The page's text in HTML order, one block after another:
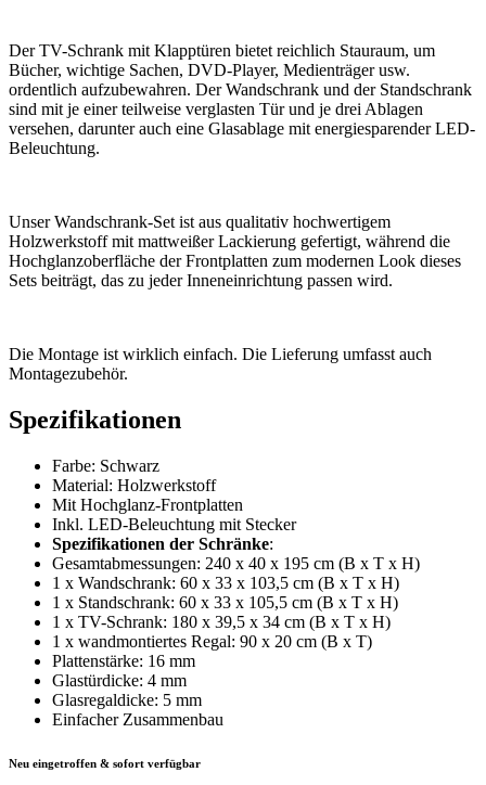
Der TV-Schrank mit Klapptüren bietet reichlich Stauraum, um
Bücher, wichtige Sachen, DVD-Player, Medienträger usw.
ordentlich aufzubewahren. Der Wandschrank und der Standschrank
sind mit je einer teilweise verglasten Tür und je drei Ablagen
versehen, darunter auch eine Glasablage mit energiesparender LED-
Beleuchtung.
Unser Wandschrank-Set ist aus qualitativ hochwertigem
Holzwerkstoff mit mattweißer Lackierung gefertigt, während die
Hochglanzoberfläche der Frontplatten zum modernen Look dieses
Sets beiträgt, das zu jeder Inneneinrichtung passen wird.
Die Montage ist wirklich einfach. Die Lieferung umfasst auch
Montagezubehör.
Spezifikationen
Farbe: Schwarz
Material: Holzwerkstoff
Mit Hochglanz-Frontplatten
Inkl. LED-Beleuchtung mit Stecker
Spezifikationen der Schränke:
Gesamtabmessungen: 240 x 40 x 195 cm (B x T x H)
1 x Wandschrank: 60 x 33 x 103,5 cm (B x T x H)
1 x Standschrank: 60 x 33 x 105,5 cm (B x T x H)
1 x TV-Schrank: 180 x 39,5 x 34 cm (B x T x H)
1 x wandmontiertes Regal: 90 x 20 cm (B x T)
Plattenstärke: 16 mm
Glastürdicke: 4 mm
Glasregaldicke: 5 mm
Einfacher Zusammenbau
Neu eingetroffen & sofort verfügbar